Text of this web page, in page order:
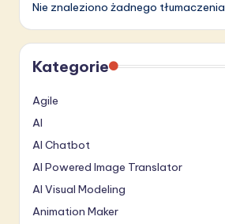
Nie znaleziono żadnego tłumaczenia
Kategorie
Agile
AI
AI Chatbot
AI Powered Image Translator
AI Visual Modeling
Animation Maker